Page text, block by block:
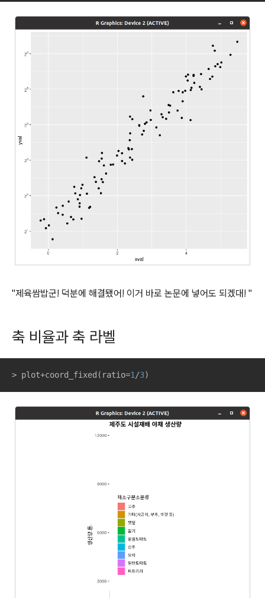
"제육쌈밥군! 덕분에 해결됐어! 이거 바로 논문에 넣어도 되겠대! "
축 비율과 축 라벨
> plot+coord_fixed(ratio=1 /3)